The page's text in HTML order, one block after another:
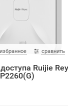
избранное сравнить
Ruijie